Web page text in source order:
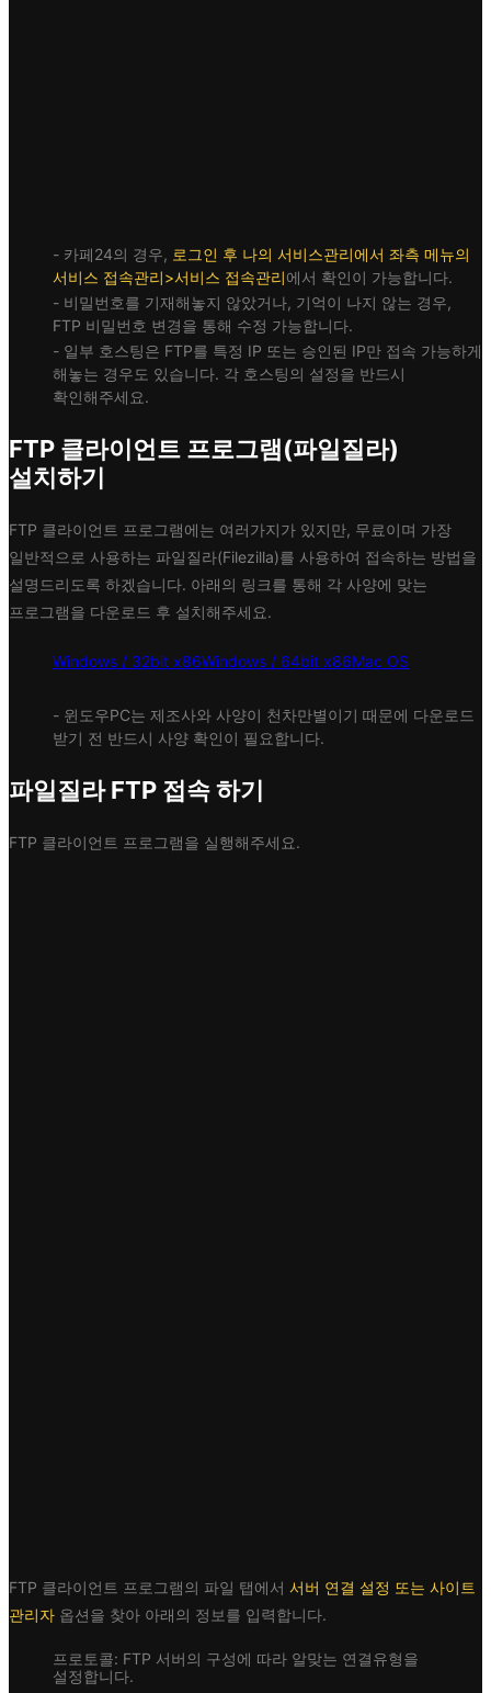
- 카페24의 경우, 로그인 후 나의 서비스관리에서 좌측 메뉴의
서비스 접속관리>서비스 접속관리에서 확인이 가능합니다.
- 비밀번호를 기재해놓지 않았거나, 기억이 나지 않는 경우,
FTP 비밀번호 변경을 통해 수정 가능합니다.
- 일부 호스팅은 FTP를 특정 IP 또는 승인된 IP만 접속 가능하게
해놓는 경우도 있습니다. 각 호스팅의 설정을 반드시
확인해주세요.
FTP 클라이언트 프로그램(파일질라)
설치하기
FTP 클라이언트 프로그램에는 여러가지가 있지만, 무료이며 가장
일반적으로 사용하는 파일질라(Filezilla)를 사용하여 접속하는 방법을
설명드리도록 하겠습니다. 아래의 링크를 통해 각 사양에 맞는
프로그램을 다운로드 후 설치해주세요.
Windows / 32bit x86Windows / 64bit x86Mac OS
- 윈도우PC는 제조사와 사양이 천차만별이기 때문에 다운로드
받기 전 반드시 사양 확인이 필요합니다.
파일질라 FTP 접속 하기
FTP 클라이언트 프로그램을 실행해주세요.
FTP 클라이언트 프로그램의 파일 탭에서 서버 연결 설정 또는 사이트
관리자 옵션을 찾아 아래의 정보를 입력합니다.
프로토콜: FTP 서버의 구성에 따라 알맞는 연결유형을
설정합니다.